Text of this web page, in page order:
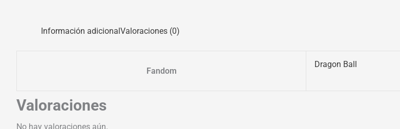
Información adicionalValoraciones (0)
Fandom
Dragon Ball
Valoraciones
No hay valoraciones aún.